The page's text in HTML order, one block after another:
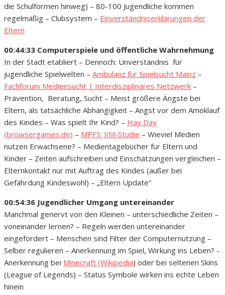
die Schulformen hinweg) – 80-100 Jugendliche kommen
regelmäßig – Clubsystem – Einverständniserklärungen der
Eltern
00:44:33 Computerspiele und öffentliche Wahrnehmung
In der Stadt etabliert – Dennoch: Unverständnis für
jugendliche Spielwelten – Ambulanz für Spielsucht Mainz –
Fachforum Mediensucht | Interdisziplinäres Netzwerk –
Prävention, Beratung, Sucht – Meist größere Ängste bei
Eltern, als tatsächliche Abhängigkeit – Angst vor dem Amoklauf
des Kindes – Was spielt Ihr Kind? – Hay Day
(browsergames.de) – MPFS: JIM-Studie – Wieviel Medien
nutzen Erwachsene? – Medientagebücher für Eltern und
Kinder – Zeiten aufschreiben und Einschätzungen vergleichen –
Elternkontakt nur mit Auftrag des Kindes (außer bei
Gefährdung Kindeswohl) – „Eltern Update“
00:54:36 Jugendlicher Umgang untereinander
Manchmal genervt von den Kleinen – unterschiedliche Zeiten –
voneinander lernen? – Regeln werden untereinander
eingefordert – Menschen sind Filter der Computernutzung –
Selber regulieren – Anerkennung im Spiel, Wirkung ins Leben? -
Anerkennung bei Minecraft (Wikipedia) oder bei seltenen Skins
(League of Legends) – Status Symbole wirken ins echte Leben
hinein